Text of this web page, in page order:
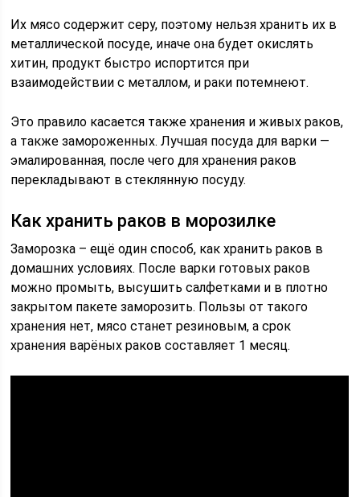
Их мясо содержит серу, поэтому нельзя хранить их в
металлической посуде, иначе она будет окислять
хитин, продукт быстро испортится при
взаимодействии с металлом, и раки потемнеют.
Это правило касается также хранения и живых раков,
а также замороженных. Лучшая посуда для варки —
эмалированная, после чего для хранения раков
перекладывают в стеклянную посуду.
Как хранить раков в морозилке
Заморозка – ещё один способ, как хранить раков в
домашних условиях. После варки готовых раков
можно промыть, высушить салфетками и в плотно
закрытом пакете заморозить. Пользы от такого
хранения нет, мясо станет резиновым, а срок
хранения варёных раков составляет 1 месяц.